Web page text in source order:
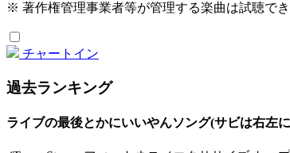
※ 著作権管理事業者等が管理する楽曲は試聴でき
チャートイン
過去ランキング
ライブの最後とかにいいやんソング(サビは右左